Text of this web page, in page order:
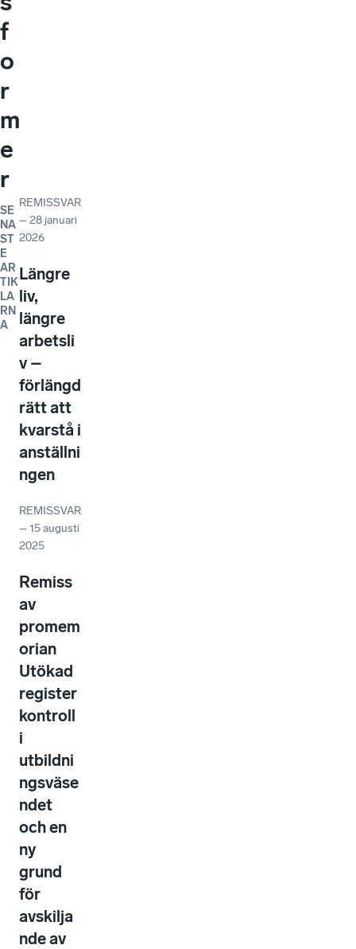
f
o
r
m
e
r
SE
NA
ST
E
AR
TIK
LA
RN
A
REMISSVAR
–28 januari
2026
Längre
liv,
längre
arbetsli
v –
förlängd
rätt att
kvarstå i
anställni
ngen
REMISSVAR
–15 augusti
2025
Remiss
av
promem
orian
Utökad
register
kontroll
i
utbildni
ngsväse
ndet
och en
ny
grund
för
avskilja
nde av